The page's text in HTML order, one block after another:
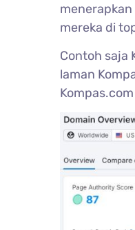
mereka di
Contoh saja
laman
Kompas.com